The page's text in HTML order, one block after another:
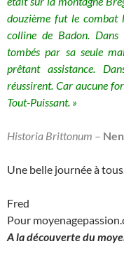
douzième fut le combat
colline de Badon.
tombés par sa seule
prêtant assistance.
réussirent. Car aucune
Tout-Puissant. »
Historia Brittonum –
Une belle journée à tous.
Fred
Pour
A la découverte du